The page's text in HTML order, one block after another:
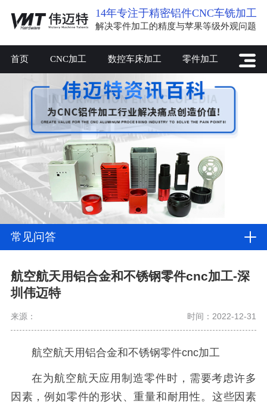
14年专注于精密铝件CNC车铣加工
解决零件加工的精度与苹果等级外观问题
首页 CNC加工 数控车床加工 零件加工
常见问答
航空航天用铝合金和不锈钢零件cnc加工-深
圳伟迈特
来源： 时间：2022-12-31
航空航天用铝合金和不锈钢零件cnc加工
在为航空航天应用制造零件时，需要考虑许多
因素，例如零件的形状、重量和耐用性。这些因素